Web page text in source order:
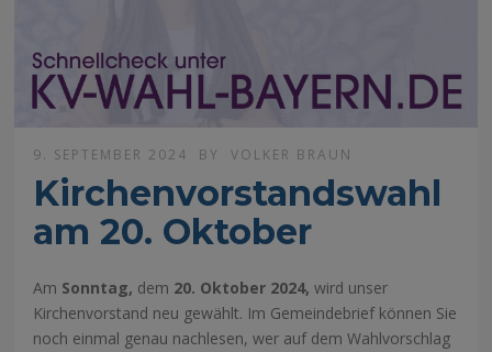
9. SEPTEMBER 2024 BY VOLKER BRAUN
Kirchenvorstandswahl
am 20. Oktober
Am Sonntag, dem 20. Oktober 2024,wird unser
Kirchenvorstand neu gewählt. Im Gemeindebrief können Sie
noch einmal genau nachlesen, wer auf dem Wahlvorschlag